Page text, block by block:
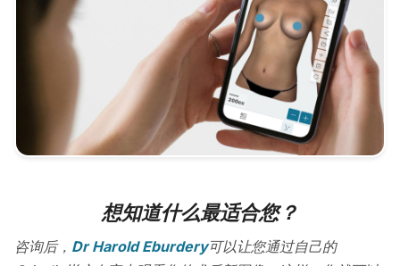
想知道什么最适合您？
咨询后， Dr Harold Eburdery可以让您通过自己的